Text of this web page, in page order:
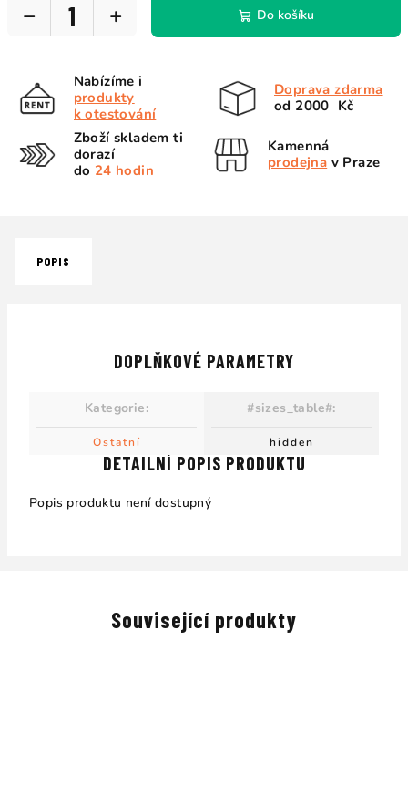
+
− Do košíku
Nabízíme i
produkty
k otestování
Doprava zdarma
od 2000 Kč
Zboží skladem ti
dorazí
do 24 hodin
Kamenná
prodejna v Praze
POPIS
DETAILNÍ POPIS PRODUKTU
Popis produktu není dostupný
DOPLŇKOVÉ PARAMETRY
Kategorie:
Ostatní
#sizes_table#:
hidden
Související produkty